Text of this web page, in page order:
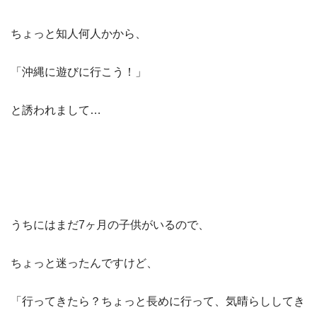
ちょっと知人何人かから、
「沖縄に遊びに行こう！」
と誘われまして…
うちにはまだ7ヶ月の子供がいるので、
ちょっと迷ったんですけど、
「行ってきたら？ちょっと長めに行って、気晴らししてき